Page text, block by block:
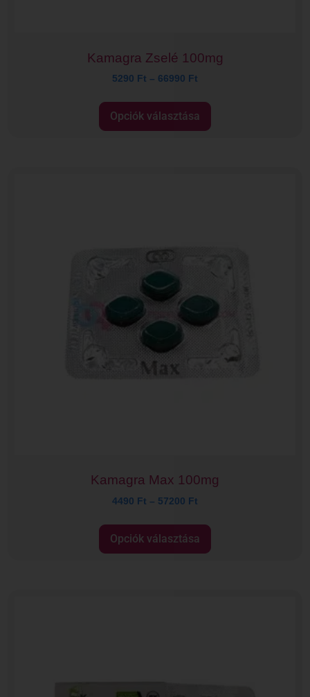
Kamagra Zselé 100mg
5290 Ft – 66990 Ft
Opciók választása
Kamagra Max 100mg
4490 Ft – 57200 Ft
Opciók választása